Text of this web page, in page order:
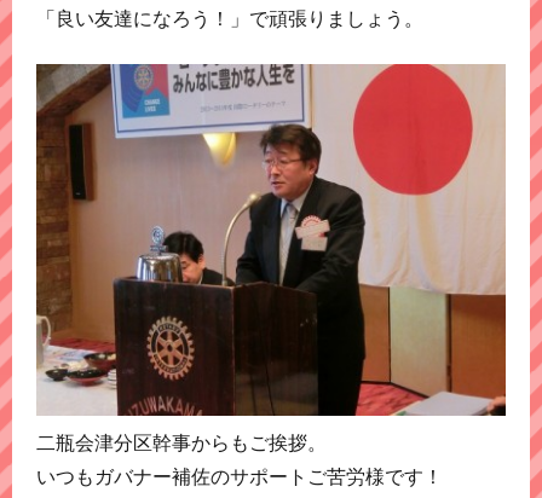
「良い友達になろう！」で頑張りましょう。
二瓶会津分区幹事からもご挨拶。
いつもガバナー補佐のサポートご苦労様です！